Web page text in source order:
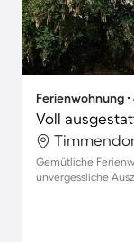
Ferienwohnung
Gemütliche
unvergessliche